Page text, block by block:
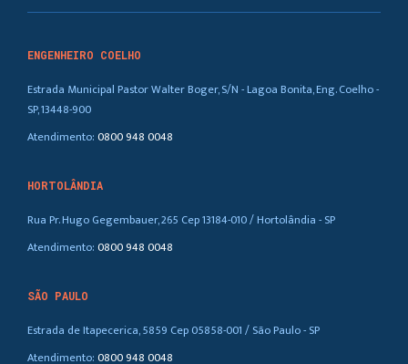
ENGENHEIRO COELHO
Estrada Municipal Pastor Walter Boger, S/N - Lagoa Bonita, Eng. Coelho -
SP, 13448-900
Atendimento:0800 948 0048
HORTOLÂNDIA
Rua Pr. Hugo Gegembauer, 265 Cep 13184-010 / Hortolândia - SP
Atendimento:0800 948 0048
SÃO PAULO
Estrada de Itapecerica, 5859 Cep 05858-001 / São Paulo - SP
Atendimento:0800 948 0048